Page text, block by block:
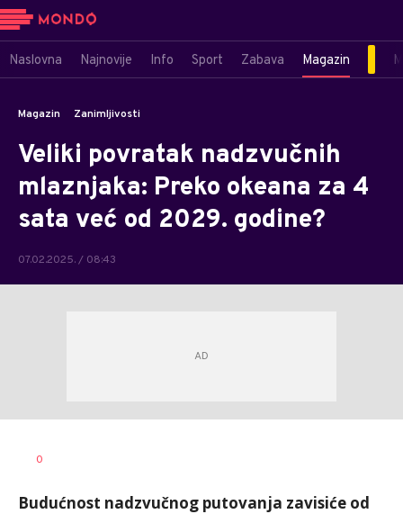
Naslovna Najnovije Info Sport Zabava Magazin
Magazin Zanimljivosti
Veliki povratak nadzvučnih
mlaznjaka: Preko okeana za 4
sata već od 2029. godine?
07.02.2025. / 08:43
AUTOR
0
Budućnost nadzvučnog putovanja zavisiće od